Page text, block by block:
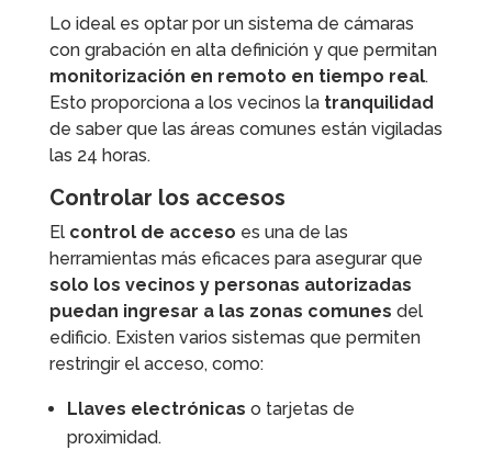
Lo ideal es optar por un sistema de cámaras
con grabación en alta definición y que permitan
monitorización en remoto en tiempo real.
Esto proporciona a los vecinos la tranquilidad
de saber que las áreas comunes están vigiladas
las 24 horas.
Controlar los accesos
El control de acceso es una de las
herramientas más eficaces para asegurar que
solo los vecinos y personas autorizadas
puedan ingresar a las zonas comunes del
edificio. Existen varios sistemas que permiten
restringir el acceso, como:
Llaves electrónicas o tarjetas de
proximidad.